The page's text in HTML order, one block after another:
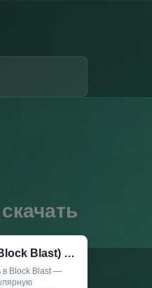
Блок Бласт (Block Blast) (Мод меню)
в Block Blast —